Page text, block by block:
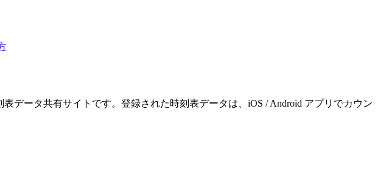
データ共有サイトです。登録された時刻表データは、iOS / Android アプリでカウン